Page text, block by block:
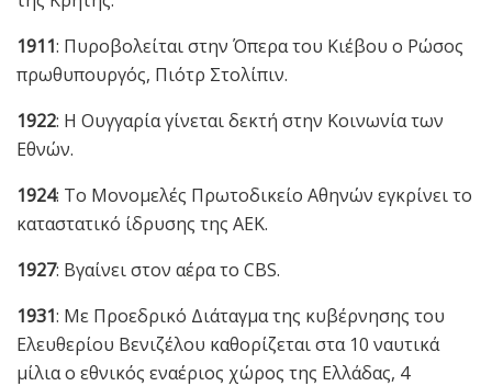
1911: Πυροβολείται στην Όπερα του Κιέβου ο Ρώσος
πρωθυπουργός, Πιότρ Στολίπιν.
1922: Η Ουγγαρία γίνεται δεκτή στην Κοινωνία των
Εθνών.
1924: Το Μονομελές Πρωτοδικείο Αθηνών εγκρίνει το
καταστατικό ίδρυσης της ΑΕΚ.
1927: Βγαίνει στον αέρα το CBS.
1931: Με Προεδρικό Διάταγμα της κυβέρνησης του
Ελευθερίου Βενιζέλου καθορίζεται στα 10 ναυτικά
μίλια ο εθνικός εναέριος χώρος της Ελλάδας, 4